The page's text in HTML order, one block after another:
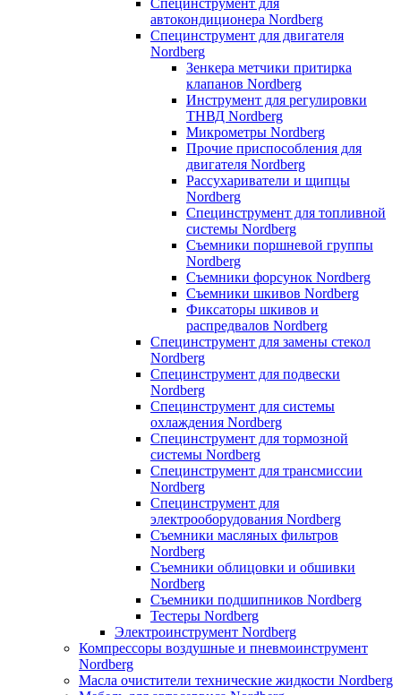
Специнструмент для
автокондиционера Nordberg
Специнструмент для двигателя
Nordberg
Зенкера метчики притирка
клапанов Nordberg
Инструмент для регулировки
ТНВД Nordberg
Микрометры Nordberg
Прочие приспособления для
двигателя Nordberg
Рассухариватели и щипцы
Nordberg
Специнструмент для топливной
системы Nordberg
Съемники поршневой группы
Nordberg
Съемники форсунок Nordberg
Съемники шкивов Nordberg
Фиксаторы шкивов и
распредвалов Nordberg
Специнструмент для замены стекол
Nordberg
Специнструмент для подвески
Nordberg
Специнструмент для системы
охлаждения Nordberg
Специнструмент для тормозной
системы Nordberg
Специнструмент для трансмиссии
Nordberg
Специнструмент для
электрооборудования Nordberg
Съемники масляных фильтров
Nordberg
Съемники облицовки и обшивки
Nordberg
Съемники подшипников Nordberg
Тестеры Nordberg
Электроинструмент Nordberg
Компрессоры воздушные и пневмоинструмент
Nordberg
Масла очистители технические жидкости Nordberg